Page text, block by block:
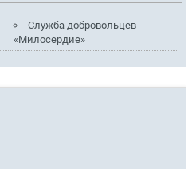
Служба добровольцев
«Милосердие»